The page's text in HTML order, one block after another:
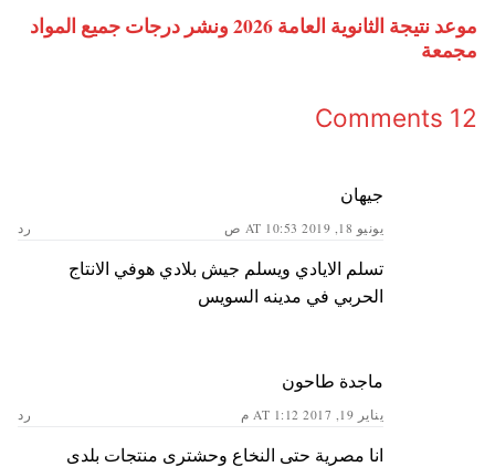
موعد نتيجة الثانوية العامة 2026 ونشر درجات جميع المواد
مجمعة
12 Comments
جيهان
يونيو 18, 2019 AT 10:53 ص رد
تسلم الايادي ويسلم جيش بلادي هوفي الانتاج
الحربي في مدينه السويس
ماجدة طاحون
يناير 19, 2017 AT 1:12 م رد
انا مصرية حتى النخاع وحشترى منتجات بلدى